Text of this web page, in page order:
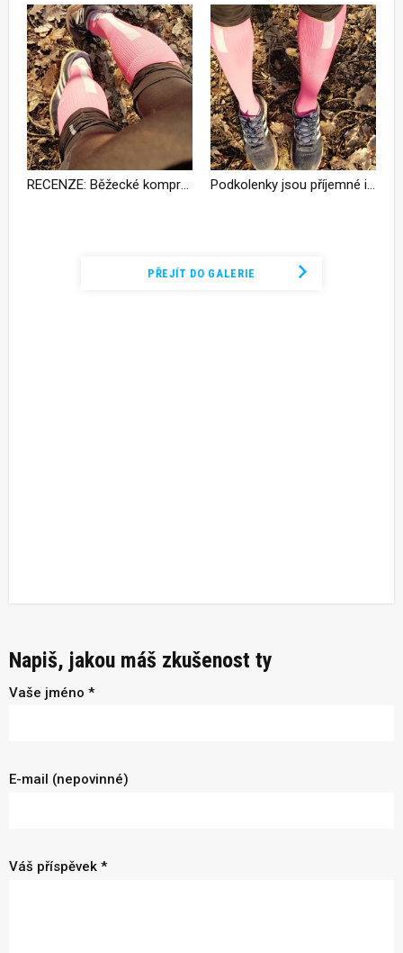
PŘEJÍT DO GALERIE
Napiš, jakou máš zkušenost ty
Vaše jméno *
E-mail (nepovinné)
Váš příspěvek *